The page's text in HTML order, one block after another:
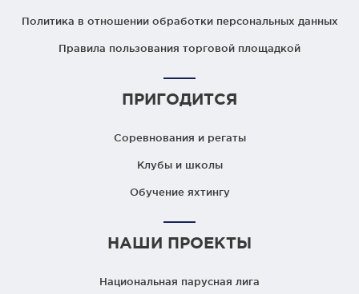
Политика в отношении обработки персональных данных
Правила пользования торговой площадкой
ПРИГОДИТСЯ
Соревнования и регаты
Клубы и школы
Обучение яхтингу
НАШИ ПРОЕКТЫ
Национальная парусная лига